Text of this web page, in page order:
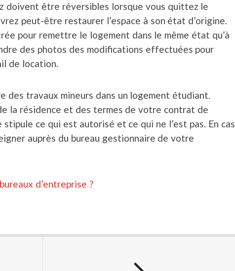
doivent être réversibles lorsque vous quittez le
peut-être restaurer l’espace à son état d’origine.
pour remettre le logement dans le même état qu’à
des photos des modifications effectuées pour
de location.
des travaux mineurs dans un logement étudiant.
la résidence et des termes de votre contrat de
ce qui est autorisé et ce qui ne l’est pas. En cas
auprès du bureau gestionnaire de votre
d’entreprise ?